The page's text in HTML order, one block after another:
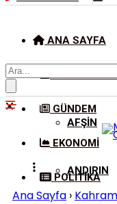
ANA SAYFA
AFŞIN
ANDIRIN
GÜNDEM
EKONOMI
POLITIKA
Ana Sayfa ›